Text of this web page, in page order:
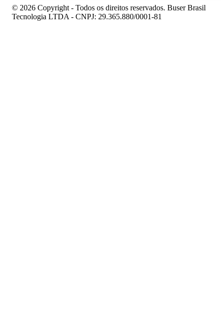
© 2026 Copyright - Todos os direitos reservados. Buser Brasil
Tecnologia LTDA - CNPJ: 29.365.880/0001-81